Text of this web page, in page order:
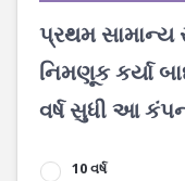
પ્રથમ સામાન્ય
નિમણૂક કર્યા
વર્ષ સુધી આ
10 વર્ષ